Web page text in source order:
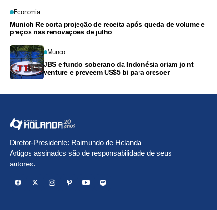
Economia
Munich Re corta projeção de receita após queda de volume e
preços nas renovações de julho
Mundo
JBS e fundo soberano da Indonésia criam joint
venture e preveem US$5 bi para crescer
Diretor-Presidente: Raimundo de Holanda
Artigos assinados são de responsabilidade de seus
autores.